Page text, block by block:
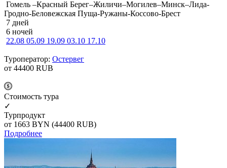
Гомель –Красный Берег–Жиличи–Могилев–Минск–Лида-
Гродно-Беловежская Пуща-Ружаны-Коссово-Брест
7 дней
6 ночей
22.08 05.09 19.09 03.10 17.10
Туроператор: Остервег
от 44400 RUB
Cтоимость тура
✓
Турпродукт
от 1663 BYN (44400 RUB)
Подробнее